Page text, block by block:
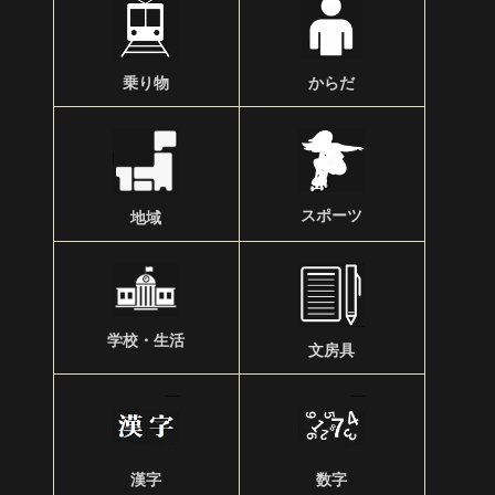
乗り物 からだ
地域 スポーツ
学校・生活
文房具
漢字 数字